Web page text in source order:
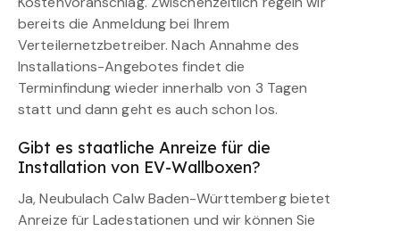
bereits die Anmeldung bei Ihrem
Verteilernetzbetreiber. Nach Annahme des
Installations-Angebotes findet die
Terminfindung wieder innerhalb von 3 Tagen
statt und dann geht es auch schon los.
Gibt es staatliche Anreize für die
Installation von EV-Wallboxen?
Ja, Neubulach Calw Baden-Württemberg bietet
Anreize für Ladestationen und wir können Sie